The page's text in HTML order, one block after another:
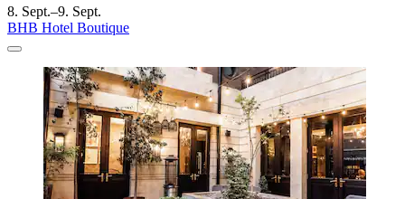
8. Sept.–9. Sept.
BHB Hotel Boutique